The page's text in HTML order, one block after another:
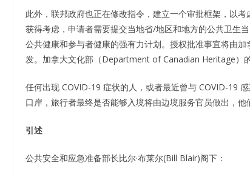
此外，联邦政府也正在修改指令，建立一个审批框架，以
获得考虑，申请者需要提交当地省/地区和地方的公共卫生
公共健康和参与者健康的强有力计划。授权批准事宜将由
发。加拿大文化部（Department of Canadian Heritage）
任何出现 COVID-19 症状的人，或者最近曾与 COVID-19
口岸，旅行者最终是否能够入境将由边境服务官员做出，他
引述
公共安全和应急准备部长比尔·布莱尔(Bill Blair)阁下：